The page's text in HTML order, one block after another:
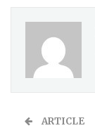
ARTICLE